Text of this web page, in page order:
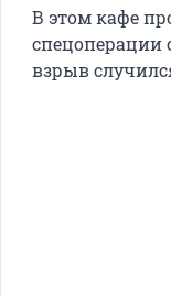
В этом кафе
спецоперации
взрыв